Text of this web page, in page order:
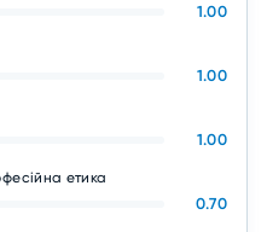
1.00
1.00
1.00
етика
0.70